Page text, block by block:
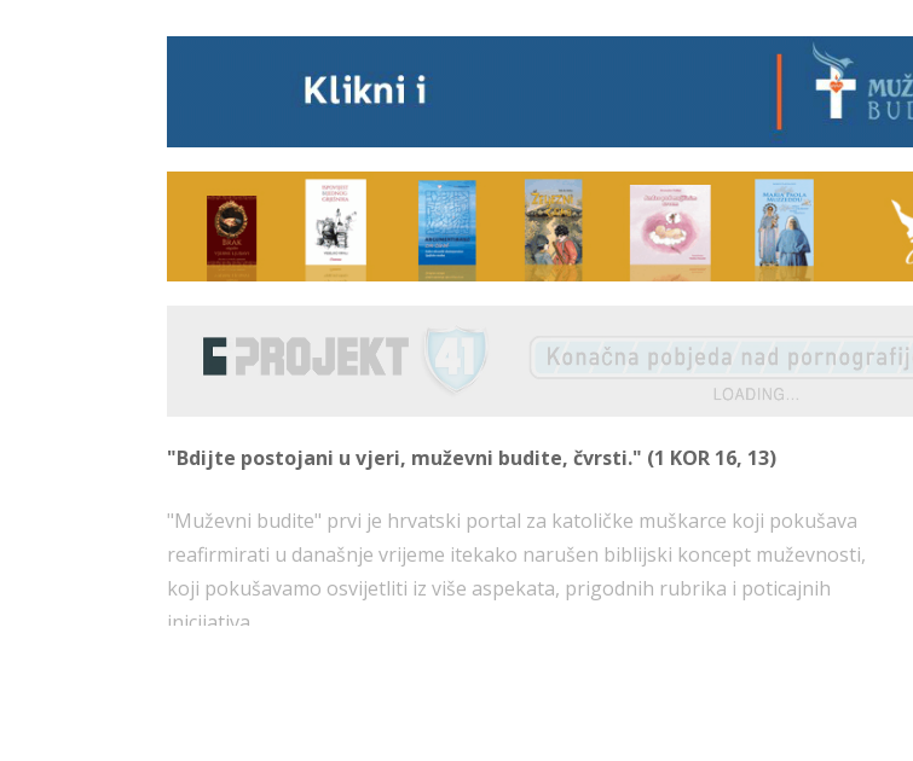
"Bdijte postojani u vjeri, muževni budite, čvrsti." (1 KOR 16, 13)
"Muževni budite" prvi je hrvatski portal za katoličke muškarce koji pokušava
reafirmirati u današnje vrijeme itekako narušen biblijski koncept muževnosti,
koji pokušavamo osvijetliti iz više aspekata, prigodnih rubrika i poticajnih
inicijativa.